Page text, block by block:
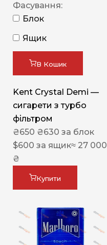
Фасування:
Блок
Ящик
В Кошик
Kent Crystal Demi —
сигарети з турбо
фільтром
₴650 ₴630 за блок
$600 за ящик≈ 27 000
₴
Купити